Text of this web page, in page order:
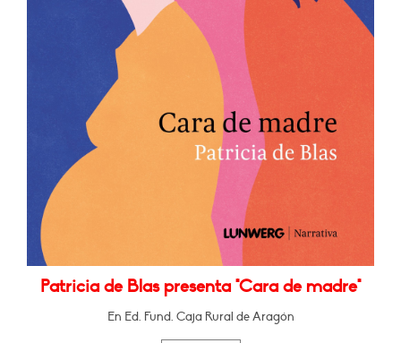
Patricia de Blas presenta "Cara de madre"
En Ed. Fund. Caja Rural de Aragón